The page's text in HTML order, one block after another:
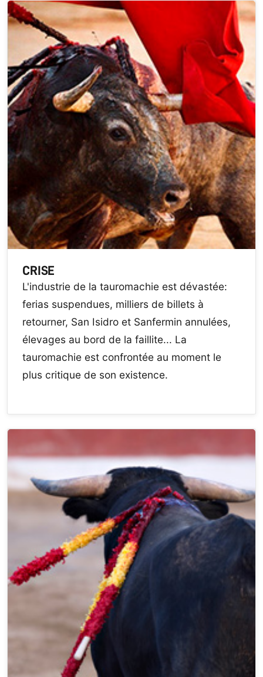
CRISE
L'industrie de la tauromachie est dévastée:
ferias suspendues, milliers de billets à
retourner, San Isidro et Sanfermin annulées,
élevages au bord de la faillite... La
tauromachie est confrontée au moment le
plus critique de son existence.